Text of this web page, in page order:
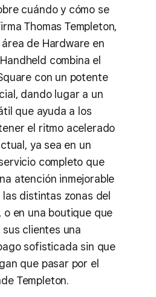
cuándo y cómo se
Thomas Templeton,
de Hardware en
combina el
con un potente
dando lugar a un
que ayuda a los
el ritmo acelerado
ya sea en un
completo que
atención inmejorable
distintas zonas del
o en una boutique que
clientes una
sofisticada sin que
que pasar por el
Templeton.